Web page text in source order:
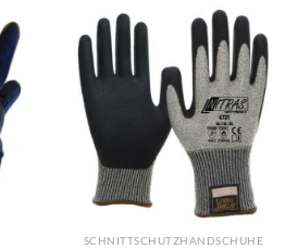
SCHNITTSCHUTZHANDSCHUHE